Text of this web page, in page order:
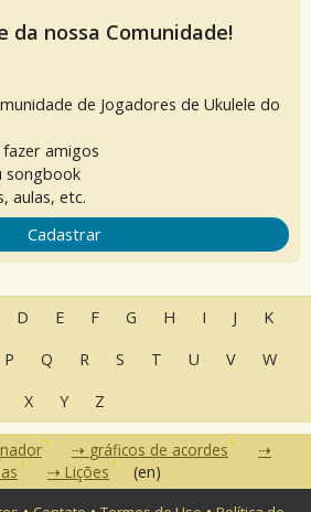
da nossa Comunidade!
de Jogadores de Ukulele do
amigos
songbook
aulas, etc.
Cadastrar
D E F G H I J
K
P Q R S T U V
W
X
Y Z
gráficos de acordes
Lições (en)